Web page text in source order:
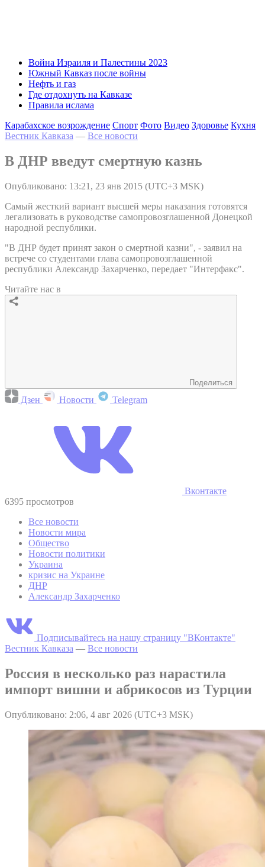
Война Израиля и Палестины 2023
Южный Кавказ после войны
Нефть и газ
Где отдохнуть на Кавказе
Правила ислама
Карабахское возрождение Спорт Фото Видео Здоровье Кухня
Вестник Кавказа — Все новости
В ДНР введут смертную казнь
Опубликовано: 13:21, 23 янв 2015 (UTC+3 MSK)
Самый жесткий вариант высшей меры наказания готовятся
легализовать в руководстве самопровозглашенной Донецкой
народной республики.
"В ДНР будет принят закон о смертной казни", - заявил на
встрече со студентами глава самопровозглашенной
республики Александр Захарченко, передает "Интерфакс".
Читайте нас в
Поделиться
Дзен Новости Telegram
Вконтакте
6395 просмотров
Все новости
Новости мира
Общество
Новости политики
Украина
кризис на Украине
ДНР
Александр Захарченко
Подписывайтесь на нашу страницу "ВКонтакте"
Вестник Кавказа — Все новости
Россия в несколько раз нарастила
импорт вишни и абрикосов из Турции
Опубликовано: 2:06, 4 авг 2026 (UTC+3 MSK)